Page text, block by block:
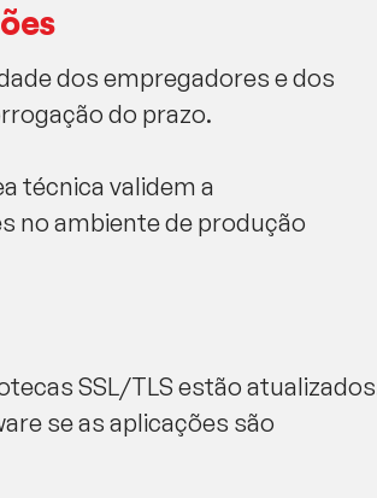
dos empregadores e dos
do prazo.
técnica validem a
no ambiente de produção
SSL/TLS estão
se as aplicações são